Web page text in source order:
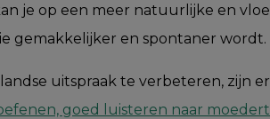
je op een meer natuurlijke en
gemakkelijker en spontaner wordt.
uitspraak te verbeteren, zijn
goed luisteren naar